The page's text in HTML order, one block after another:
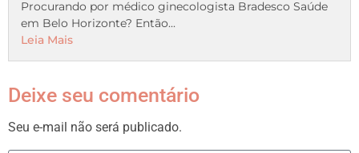
Procurando por médico ginecologista Bradesco Saúde
em Belo Horizonte? Então...
Leia Mais
Deixe seu comentário
Seu e-mail não será publicado.